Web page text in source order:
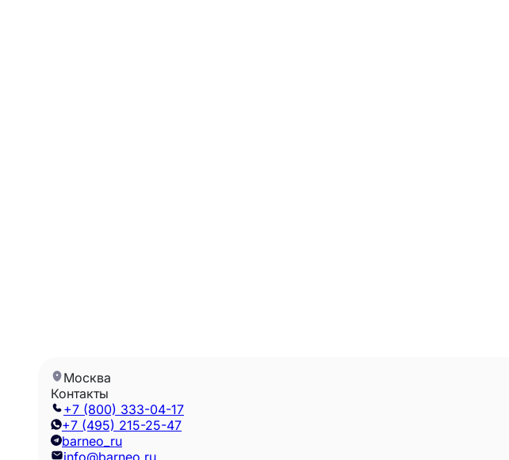
Москва
Контакты
+7 (800) 333-04-17
+7 (495) 215-25-47
barneo_ru
info@barneo.ru